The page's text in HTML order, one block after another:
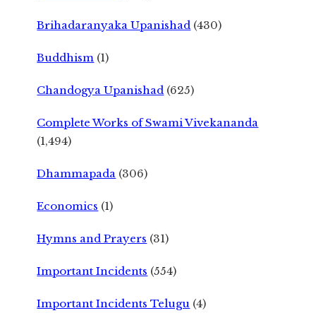
Brihadaranyaka Upanishad (430)
Buddhism (1)
Chandogya Upanishad (625)
Complete Works of Swami Vivekananda
(1,494)
Dhammapada (306)
Economics (1)
Hymns and Prayers (31)
Important Incidents (554)
Important Incidents Telugu (4)